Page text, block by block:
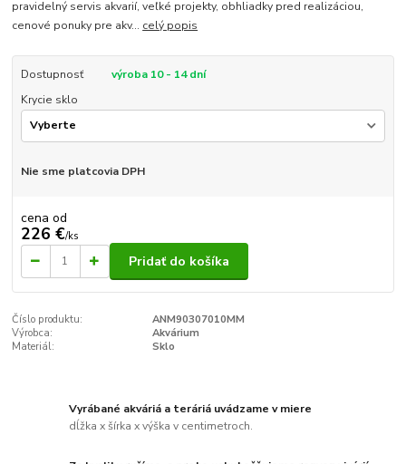
pravidelný servis akvarií, veľké projekty, obhliadky pred realizáciou,
cenové ponuky pre akv... celý popis
Dostupnosť
výroba 10 - 14 dní
Krycie sklo
Nie sme platcovia DPH
cena od
226 €/ks
Pridať do košíka
Číslo produktu:
ANM90307010MM
Výrobca:
Akvárium
Materiál:
Sklo
Vyrábané akváriá a teráriá uvádzame v miere
dĺžka x šírka x výška v centimetroch.